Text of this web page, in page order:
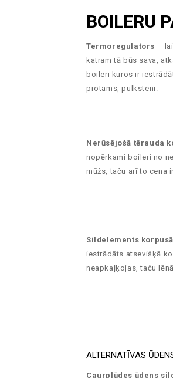
BOILERU
Termoregulators –
katram tā būs sava,
boileri kuros ir
protams, pulksteni.
Nerūsējošā tērauda
nopērkami boileri no
mūžs, taču arī to cena
Sildelements korpusā
iestrādāts atsevišķā
neapkaļķojas, taču
ALTERNATĪVAS
Caurplūdes ūdens